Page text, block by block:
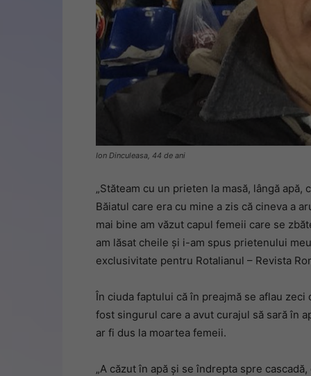
Ion Dinculeasa, 44 de ani
„Stăteam cu un prieten la masă, lângă apă,
Băiatul care era cu mine a zis că cineva a
mai bine am văzut capul femeii care se
am lăsat cheile și i-am spus prietenului
exclusivitate pentru Rotalianul – Revista
În ciuda faptului că în preajmă se aflau
fost singurul care a avut curajul să sară în
ar fi dus la moartea femeii.
„A căzut în apă și se îndrepta spre